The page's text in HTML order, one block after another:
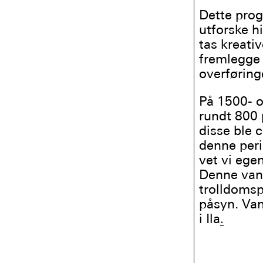
Dette
utforske
tas
På 1500-
rundt 800
disse ble
denne
vet vi
Denne
påsyn.
i Ila.